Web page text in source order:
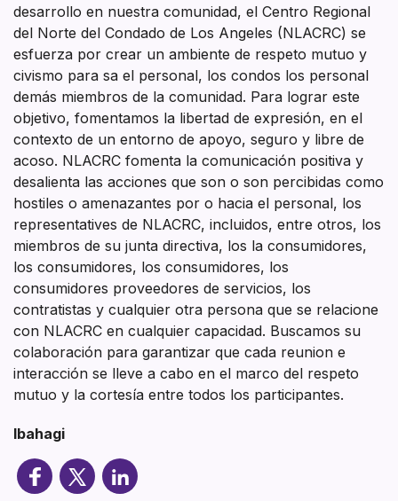
desarrollo en nuestra comunidad, el Centro Regional
del Norte del Condado de Los Angeles (NLACRC) se
esfuerza por crear un ambiente de respeto mutuo y
civismo para sa el personal, los condos los personal
demás miembros de la comunidad. Para lograr este
objetivo, fomentamos la libertad de expresión, en el
contexto de un entorno de apoyo, seguro y libre de
acoso. NLACRC fomenta la comunicación positiva y
desalienta las acciones que son o son percibidas como
hostiles o amenazantes por o hacia el personal, los
representatives de NLACRC, incluidos, entre otros, los
miembros de su junta directiva, los la consumidores,
los consumidores, los consumidores, los
consumidores proveedores de servicios, los
contratistas y cualquier otra persona que se relacione
con NLACRC en cualquier capacidad. Buscamos su
colaboración para garantizar que cada reunion e
interacción se lleve a cabo en el marco del respeto
mutuo y la cortesía entre todos los participantes.
Ibahagi